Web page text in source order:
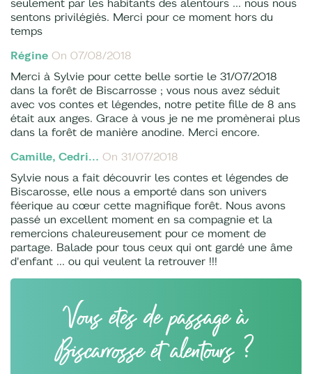
seulement par les habitants des alentours ... nous nous
sentons privilégiés. Merci pour ce moment hors du
temps
Régine On 07/08/2018
Merci à Sylvie pour cette belle sortie le 31/07/2018
dans la forêt de Biscarrosse ; vous nous avez séduit
avec vos contes et légendes, notre petite fille de 8 ans
était aux anges. Grace à vous je ne me promènerai plus
dans la forêt de manière anodine. Merci encore.
Camille, Cedri… On 31/07/2018
Sylvie nous a fait découvrir les contes et légendes de
Biscarosse, elle nous a emporté dans son univers
féerique au cœur cette magnifique forêt. Nous avons
passé un excellent moment en sa compagnie et la
remercions chaleureusement pour ce moment de
partage. Balade pour tous ceux qui ont gardé une âme
d'enfant ... ou qui veulent la retrouver !!!
Vous êtes de passage à
Biscarrosse et alentours ?